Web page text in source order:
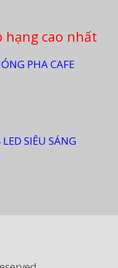
hạng cao nhất
PHA CAFE
SIÊU SÁNG